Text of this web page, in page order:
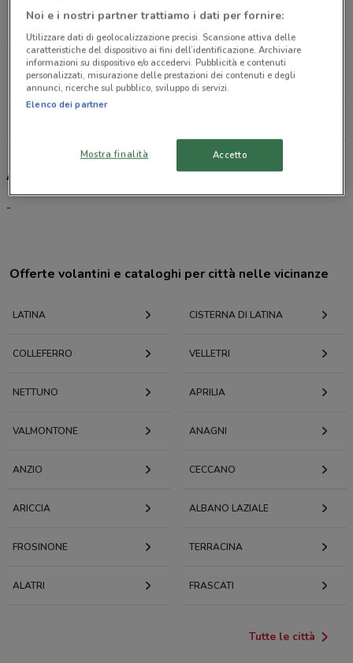
21.5 km
Via Ariana, 10 Velletri
22.2 km
Axa , offerte e negozi
-
Offerte volantini e cataloghi per città nelle vicinanze
LATINA CISTERNA DI LATINA
COLLEFERRO VELLETRI
NETTUNO APRILIA
VALMONTONE ANAGNI
ANZIO CECCANO
ARICCIA ALBANO LAZIALE
FROSINONE TERRACINA
ALATRI FRASCATI
Tutte le città
Noi e i nostri partner trattiamo i dati per fornire:
Utilizzare dati di geolocalizzazione precisi. Scansione attiva delle
caratteristiche del dispositivo ai fini dell’identificazione. Archiviare
informazioni su dispositivo e/o accedervi. Pubblicità e contenuti
personalizzati, misurazione delle prestazioni dei contenuti e degli
annunci, ricerche sul pubblico, sviluppo di servizi.
Elenco dei partner
Mostra finalità Accetto